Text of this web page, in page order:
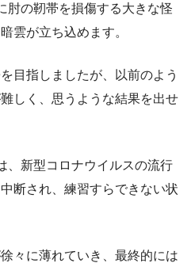
肘の靭帯を損傷する大きな怪
雲が立ち込めます。
目指しましたが、以前のよう
しく、思うような結果を出せ
、新型コロナウイルスの流行
断され、練習すらできない状
々に薄れていき、最終的には